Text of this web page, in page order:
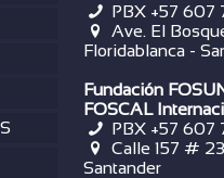
PBX +57
Ave. El
Floridablanca -
Fundación
FOSCAL
PBX +57 607
Calle 157 #
Santander